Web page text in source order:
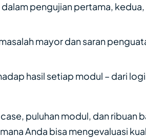
pengujian pertama,
mayor dan saran
hasil setiap modul – dari
puluhan modul, dan ribuan
Anda bisa mengevaluasi